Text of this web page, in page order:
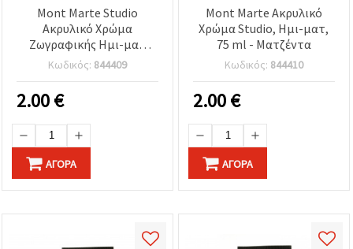
Mont Marte Studio
Ακρυλικό Χρώμα
Ζωγραφικής Ημι-ματ
75ml - Καρμίνιο
Κωδικός: 844409
2.00€
ΑΓΟΡΆ
Mont Marte Ακρυλικό
Χρώμα Studio, Ημι-ματ,
75 ml - Ματζέντα
Κωδικός: 844410
2.00€
ΑΓΟΡΆ